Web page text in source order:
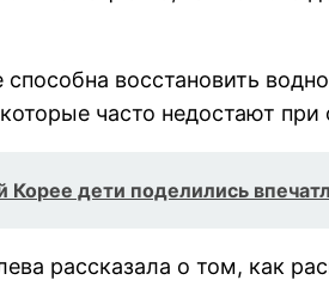
восстановить
часто недостают
Корее дети поделились
рассказала о том, как